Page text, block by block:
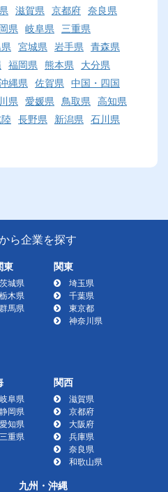
滋賀県 京都府 奈良県
県 岐阜県 三重県
宮城県 岩手県 青森県
福岡県 熊本県 大分県
縄県 佐賀県 中国・四国
県 愛媛県 鳥取県 高知県
長野県 新潟県 石川県
ら企業を探す
東
茨城県
栃木県
群馬県
関東
埼玉県
千葉県
東京都
神奈川県
岐阜県
静岡県
愛知県
三重県
関西
滋賀県
京都府
大阪府
兵庫県
奈良県
和歌山県
九州・沖縄